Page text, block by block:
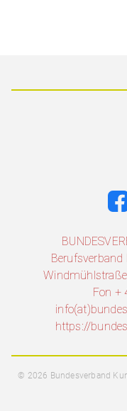
Berufsverband
Fon +
https://
© 2026 Bundesverband